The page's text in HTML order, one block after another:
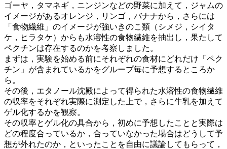
ゴーヤ，タマネギ，ニンジンなどの野菜に加えて，ジャムの
イメージがあるオレンジ，リンゴ，バナナから，さらには
「食物繊維」のイメージが強いきのこ類（シメジ，シイタ
ケ，ヒラタケ）からも水溶性の食物繊維を抽出し，果たして
ペクチンは存在するのかを考察しました。
まずは，実験を始める前にそれぞれの食材にどれだけ「ペク
チン」が含まれているかをグループ毎に予想するところか
ら。
その後，エタノール沈殿によって得られた水溶性の食物繊維
の収率をそれぞれ実際に測定した上で，さらに牛乳を加えて
ゲル化するかを観察。
その収率とゲル化の具合から，初めに予想したことと実際は
どの程度合っているか，合っていなかった場合はどうして予
想が外れたのか，といったことを自由に議論してもらって，